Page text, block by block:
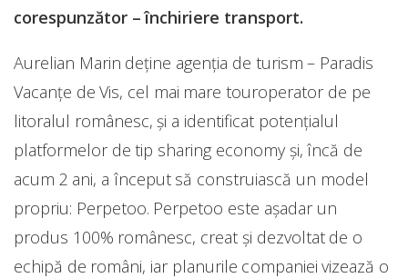
corespunzător – închiriere transport.
Aurelian Marin deține agenția de turism – Paradis
Vacanțe de Vis, cel mai mare touroperator de pe
litoralul românesc, și a identificat potențialul
platformelor de tip sharing economy și, încă de
acum 2 ani, a început să construiască un model
propriu: Perpetoo. Perpetoo este așadar un
produs 100% românesc, creat și dezvoltat de o
echipă de români, iar planurile companiei vizează o